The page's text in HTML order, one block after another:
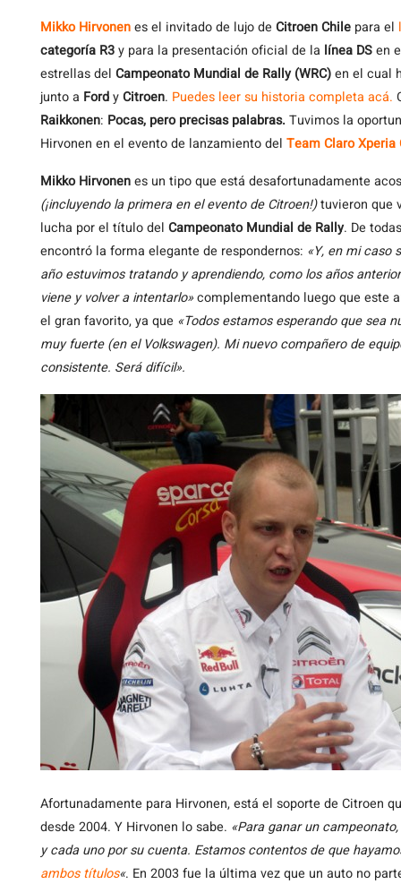
Mikko Hirvonenes el invitado de lujo de Citroen Chile para el
categoría R3y para la presentación oficial de la línea DSen
estrellas del Campeonato Mundial de Rally (WRC)en el cual
junto a FordyCitroen. Puedes leer su historia completa acá.
Raikkonen: Pocas, pero precisas palabras. Tuvimos la
Hirvonen en el evento de lanzamiento del Team Claro Xperia
Mikko Hirvonenes un tipo que está desafortunadamente
(¡incluyendo la primera en el evento de Citroen!)tuvieron que
lucha por el título del Campeonato Mundial de Rally. De
encontró la forma elegante de respondernos: «Y, en mi caso
año estuvimos tratando y aprendiendo, como los años
viene y volver a intentarlo»complementando luego que este
el gran favorito, ya que «Todos estamos esperando que sea
muy fuerte (en el Volkswagen). Mi nuevo compañero de
consistente. Será difícil».
Afortunadamente para Hirvonen, está el soporte de Citroen
desde 2004. Y Hirvonen lo sabe. «Para ganar un
y cada uno por su cuenta. Estamos contentos de que
ambos títulos«. En 2003 fue la última vez que un auto no